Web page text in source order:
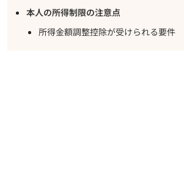
本人の所得制限の注意点
所得金額調整控除が受けられる要件